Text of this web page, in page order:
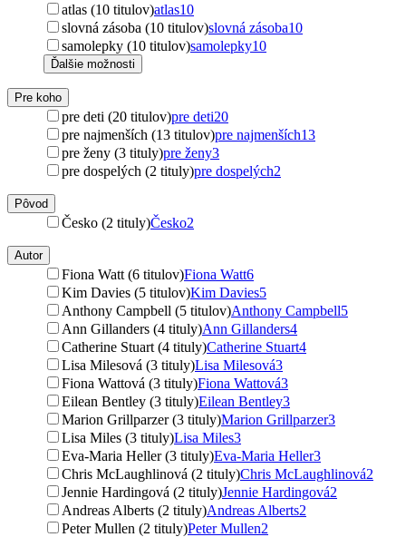
atlas (10 titulov)atlas10
slovná zásoba (10 titulov)slovná zásoba10
samolepky (10 titulov)samolepky10
Ďalšie možnosti
Pre koho
pre deti (20 titulov)pre deti20
pre najmenších (13 titulov)pre najmenších13
pre ženy (3 tituly)pre ženy3
pre dospelých (2 tituly)pre dospelých2
Pôvod
Česko (2 tituly)Česko2
Autor
Fiona Watt (6 titulov)Fiona Watt6
Kim Davies (5 titulov)Kim Davies5
Anthony Campbell (5 titulov)Anthony Campbell5
Ann Gillanders (4 tituly)Ann Gillanders4
Catherine Stuart (4 tituly)Catherine Stuart4
Lisa Milesová (3 tituly)Lisa Milesová3
Fiona Wattová (3 tituly)Fiona Wattová3
Eilean Bentley (3 tituly)Eilean Bentley3
Marion Grillparzer (3 tituly)Marion Grillparzer3
Lisa Miles (3 tituly)Lisa Miles3
Eva-Maria Heller (3 tituly)Eva-Maria Heller3
Chris McLaughlinová (2 tituly)Chris McLaughlinová2
Jennie Hardingová (2 tituly)Jennie Hardingová2
Andreas Alberts (2 tituly)Andreas Alberts2
Peter Mullen (2 tituly)Peter Mullen2